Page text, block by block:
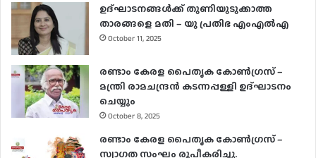
ഉദ്ഘാടനങ്ങള്‍ക്ക് തുണിയുടുക്കാത്ത
താരങ്ങളെ മതി – യു പ്രതിഭ എംഎല്‍എ
October 11, 2025
രണ്ടാം കേരള പൈതൃക കോൺഗ്രസ് –
മന്ത്രി രാമചന്ദ്രൻ കടന്നപ്പള്ളി ഉദ്ഘാടനം
ചെയ്യും
October 8, 2025
രണ്ടാം കേരള പൈതൃക കോൺഗ്രസ് –
സ്വാഗത സംഘം രൂപീകരിച്ചു.